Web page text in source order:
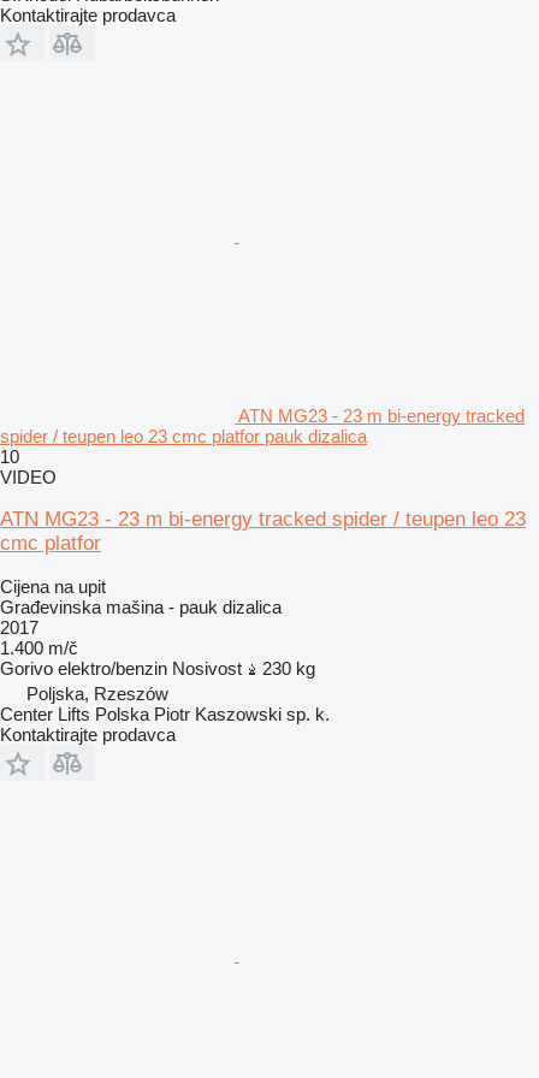
Kontaktirajte prodavca
ATN MG23 - 23 m bi-energy tracked
spider / teupen leo 23 cmc platfor pauk dizalica
10
VIDEO
ATN MG23 - 23 m bi-energy tracked spider / teupen leo 23
cmc platfor
Cijena na upit
Građevinska mašina - pauk dizalica
2017
1.400 m/č
Gorivo elektro/benzin Nosivost
230 kg
Poljska, Rzeszów
Center Lifts Polska Piotr Kaszowski sp. k.
Kontaktirajte prodavca